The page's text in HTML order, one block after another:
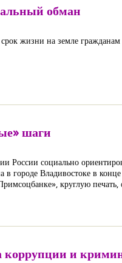
обман
жизни на земле
шаги
России социально
в городе Владивостоке в
круглую
коррупции и